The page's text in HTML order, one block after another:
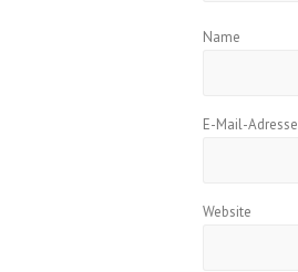
Name
E-Mail-Adresse
Website